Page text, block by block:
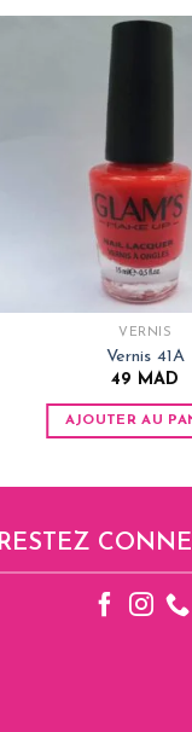
VERNIS
Vernis 41A
49 MAD
AJOUTER AU
RESTEZ